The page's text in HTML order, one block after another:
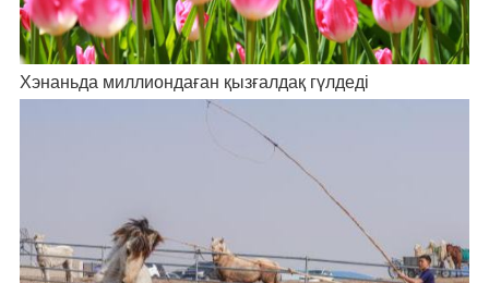
Хэнаньда миллиондаған қызғалдақ гүлдеді